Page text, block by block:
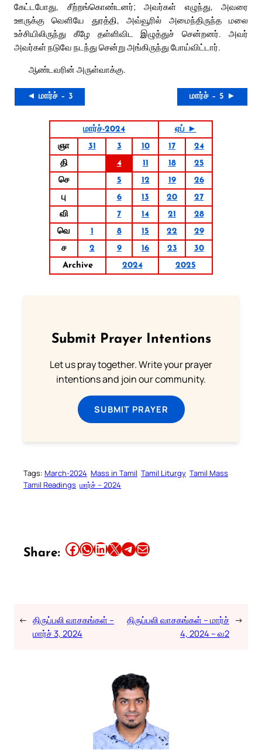
கேட்டபோது, சீற்றங்கொண்டனர்; அவர்கள் எழுந்து, அவரை
ஊருக்கு வெளியே துரத்தி, அவ்வூரில் அமைந்திருந்த மலை
உச்சியிலிருந்து கீழே தள்ளிவிட இழுத்துச் சென்றனர். அவர்
அவர்கள் நடுவே நடந்து சென்று அங்கிருந்து போய்விட்டார்.
ஆண்டவரின் அருள்வாக்கு.
◄ மார்ச் – 3 மார்ச் – 5 ►
மார்ச்-2024
ஏப் ►
ஞா
31 3 10 17
24
தி
4 11 18
25
செ
5 12 19
26
பு
6 13 20
27
வி
7 14 21
28
வெ
1 8 15 22
29
ச
2 9 16 23
30
Archive
2024 2025
Submit Prayer Intentions
Let us pray together. Write your prayer
intentions and join our community.
SUBMIT PRAYER
Tags: March-2024 Mass in Tamil Tamil Liturgy Tamil Mass
Tamil Readings மார்ச் – 2024
Share: Share this article on Facebook Share this article on WhatsApp Share this article on LinkedIn Share this article on X Share this article on TelegramEmail this Article
← திருப்பலி வாசகங்கள் –
மார்ச் 3, 2024
திருப்பலி வாசகங்கள் – மார்ச்
4, 2024 – வ2
→